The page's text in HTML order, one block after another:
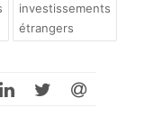
investissements
étrangers